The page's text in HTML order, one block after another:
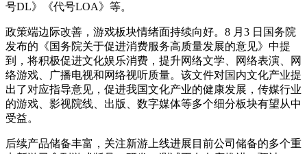
号DL》《代号LOA》等。
政策端边际改善，游戏板块情绪面持续向好。8 月3 日国务院
发布的《国务院关于促进消费服务高质量发展的意见》中提
到，将积极促进文化娱乐消费，提升网络文学、网络表演、网
络游戏、广播电视和网络视听质量。该文件对国内文化产业提
出了对应指导意见，促进我国文化产业的健康发展，传媒行业
的游戏、影视院线、出版、数字媒体等多个细分板块有望从中
受益。
后续产品储备丰富，关注新游上线进展目前公司储备的多个重